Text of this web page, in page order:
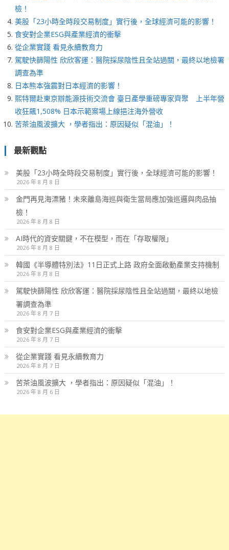
檢！
美股「23小時全時段交易制度」實行後，全球經濟可能的影響！
食安對企業ESG與產業經濟的衝擊
從企業實踐 看見永續教育力
駕駛快篩陽性 欣欣客運：醫院採尿陰性且全站過關，最終以地檢署
調查為準
日本熊本強震對日本經濟的影響！
熙特爾赴東京辦能源技術交流會 臺日產學重磅專家齊聚 上半年營
收狂飆1,508% 日本示範案場上線挹注海外營收
苦茶油風波擴大 ，學者指出：原因疑似「混油」！
最新觀點
美股「23小時全時段交易制度」實行後，全球經濟可能的影響！
2026 年 8 月 8 日
金門再見海漂豬！未來離島海巡與衛生當局應加強巡邏與肉品抽
檢！
2026 年 8 月 8 日
AI時代的資安關鍵，不在模型，而在「存取權限」
2026 年 8 月 8 日
韓國《半導體特別法》11日正式上路 政府全面啟動產業支持機制
2026 年 8 月 8 日
駕駛快篩陽性 欣欣客運：醫院採尿陰性且全站過關，最終以地檢
署調查為準
2026 年 8 月 7 日
食安對企業ESG與產業經濟的衝擊
2026 年 8 月 7 日
從企業實踐 看見永續教育力
2026 年 8 月 7 日
苦茶油風波擴大 ，學者指出：原因疑似「混油」！
2026 年 8 月 6 日